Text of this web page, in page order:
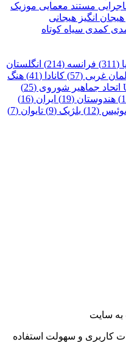
مستند معمایی موزیک
هیجان انگیز هیجانی
کمدی سیاه کوتاه
فرانسه (214)
انگلستان
آلمان غربی (57) کانادا (41)
هنگ
اتحاد جماهیر شوروی (25)
هندوستان (19)
ایران (16)
(12) بلژیک (9)
تایوان (7)
به سایت
کاربری و سهولت استفاده